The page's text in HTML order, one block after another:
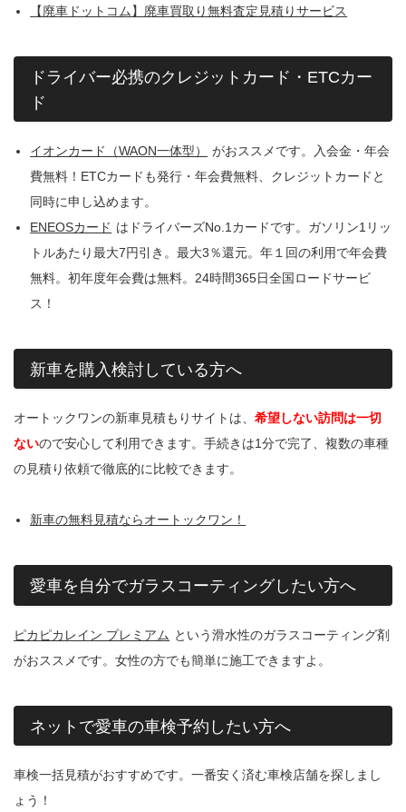
【廃車ドットコム】廃車買取り無料査定見積りサービス
ドライバー必携のクレジットカード・ETCカー
ド
イオンカード（WAON一体型）
がおススメです。入会金・年会
費無料！ETCカードも発行・年会費無料、クレジットカードと
同時に申し込めます。
ENEOSカード はドライバーズNo.1カードです。ガソリン1リッ
トルあたり最大7円引き。最大3％還元。年１回の利用で年会費
無料。初年度年会費は無料。24時間365日全国ロードサービ
ス！
新車を購入検討している方へ
オートックワンの新車見積もりサイトは、 希望しない訪問は一切
ないので安心して利用できます。手続きは1分で完了、複数の車種
の見積り依頼で徹底的に比較できます。
新車の無料見積ならオートックワン！
愛車を自分でガラスコーティングしたい方へ
ピカピカレイン プレミアム という滑水性のガラスコーティング剤
がおススメです。女性の方でも簡単に施工できますよ。
ネットで愛車の車検予約したい方へ
車検一括見積がおすすめです。一番安く済む車検店舗を探しまし
ょう！